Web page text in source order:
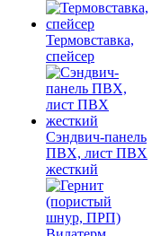
Термовставка,
спейсер
Сэндвич-панель
ПВХ, лист ПВХ
жесткий